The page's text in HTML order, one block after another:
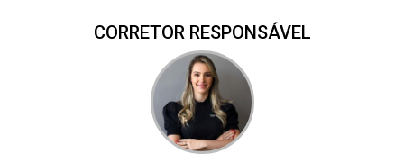
08:00
CORRETOR RESPONSÁVEL